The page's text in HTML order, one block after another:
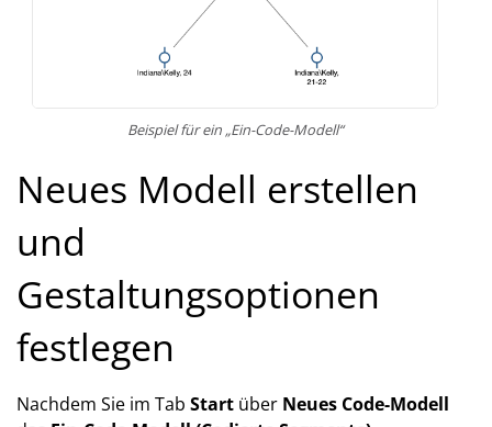
Beispiel für ein „Ein-Code-Modell“
Neues Modell erstellen
und
Gestaltungsoptionen
festlegen
Nachdem Sie im Tab Start über Neues Code-Modell